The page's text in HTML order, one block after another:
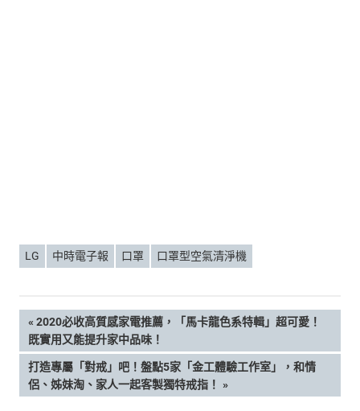
LG 中時電子報 口罩 口罩型空氣清淨機
文
章
導
PREVIOUS
POST:
2020必收高質感家電推薦，「馬卡龍色系特輯」超可愛！
既實用又能提升家中品味！
NEXT
POST:
打造專屬「對戒」吧！盤點5家「金工體驗工作室」，和情
侶、姊妹淘、家人一起客製獨特戒指！